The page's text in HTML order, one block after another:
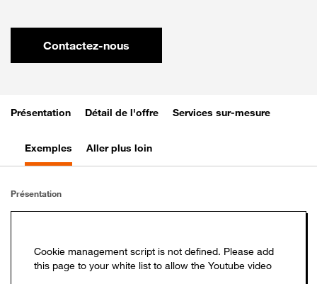
Contactez-nous
Présentation Détail de l'offre Services sur-mesure
Exemples Aller plus loin
Présentation